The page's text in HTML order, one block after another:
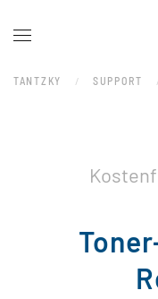
TANTZKY SUPPORT